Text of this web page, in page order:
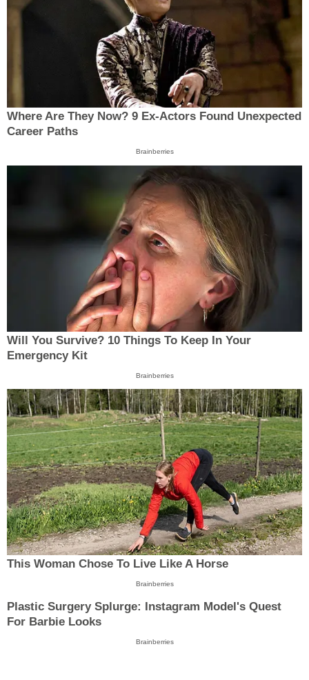
Where Are They Now? 9 Ex-Actors Found Unexpected
Career Paths
Brainberries
Will You Survive? 10 Things To Keep In Your
Emergency Kit
Brainberries
This Woman Chose To Live Like A Horse
Brainberries
Plastic Surgery Splurge: Instagram Model's Quest
For Barbie Looks
Brainberries